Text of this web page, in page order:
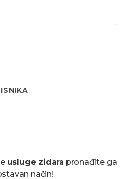
usluge zidara pronađite ga
način!